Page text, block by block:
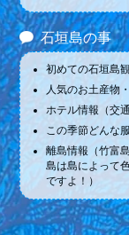
石垣島の事
初めての石垣島
人気のお土産物
ホテル情報（交
この季節どんな
離島情報（竹富
島は島によって
ですよ！）